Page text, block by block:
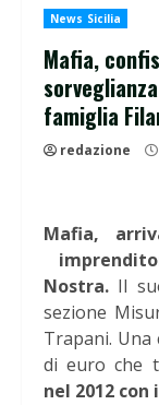
News Sicilia
Mafia,
famiglia
redazione
Mafia,
Nostra. Il
sezione
Trapani. Una
di euro che
nel 2012